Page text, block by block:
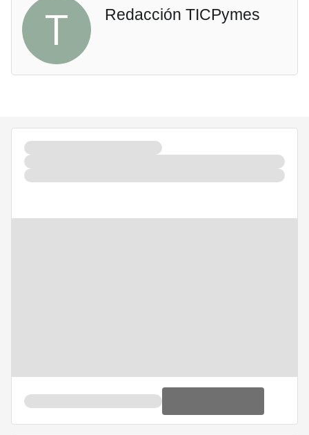
T Redacción TICPymes